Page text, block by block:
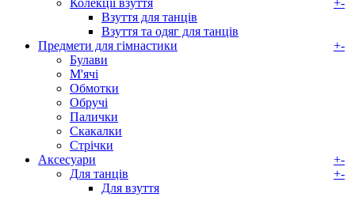
Взуття для танців
Взуття та одяг для танців
Предмети для гімнастики
+-
Булави
М'ячі
Обмотки
Обручі
Палички
Скакалки
Стрічки
Аксесуари
+-
Для танців
+-
Для взуття